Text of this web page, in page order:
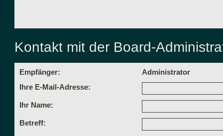
Kontakt mit der Board-
Empfänger:
Administrator
Ihre E-Mail-Adresse:
Ihr Name:
Betreff: